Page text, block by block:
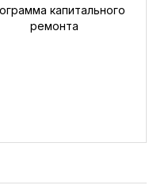
капитального
ремонта